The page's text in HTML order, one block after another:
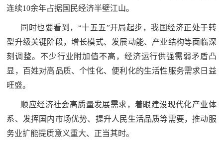
规
知
国
防
知
全
民
防
全
子
连续10余年占据国民经济半壁江山。
同时也要看到，“十五五”开局起步，我国经济正处于转
型升级关键阶段，增长模式、发展动能、产业结构等面临深
刻调整。不少行业附加值不高，经济运行供强需弱矛盾凸
显，百姓对高品质、个性化、便利化的生活性服务需求日益
旺盛。
顺应经济社会高质量发展需求，着眼建设现代化产业体
系、发挥国内市场优势、提升人民生活品质等需要，推动服
务业扩能提质意义重大、正当其时。